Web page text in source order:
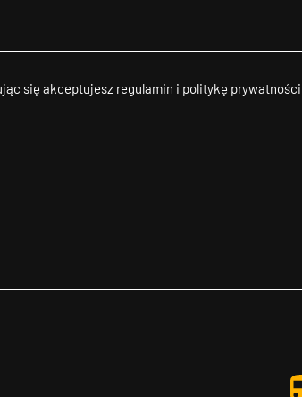
się akceptujesz regulamin i politykę prywatności